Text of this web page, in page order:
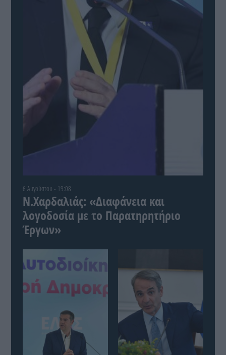
6 Αυγούστου - 19:08
Ν.Χαρδαλιάς: «Διαφάνεια και
λογοδοσία με το Παρατηρητήριο
Έργων»